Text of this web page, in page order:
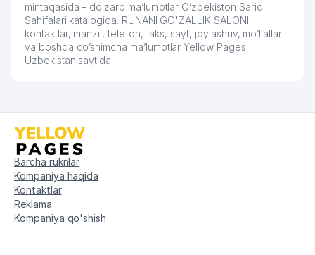
mintaqasida – dolzarb ma’lumotlar O’zbekiston Sariq
Sahifalari katalogida. RUNANI GO'ZALLIK SALONI:
kontaktlar, manzil, telefon, faks, sayt, joylashuv, mo’ljallar
va boshqa qo’shimcha ma’lumotlar Yellow Pages
Uzbekistan saytida.
Barcha ruknlar
Kompaniya haqida
Kontaktlar
Reklama
Kompaniya qo'shish